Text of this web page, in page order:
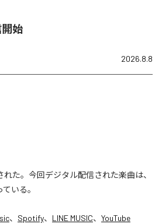
開始
2026.8.8
れた。今回デジタル配信された楽曲は、
いる。
、 Spotify、 LINE MUSIC、 YouTube